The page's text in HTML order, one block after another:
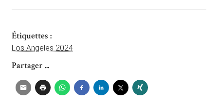
Étiquettes :
Los Angeles 2024
Partager ...